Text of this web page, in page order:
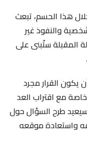
هذا الحسم، تبعث
والنفوذ غير
المقبلة ستُبنى على
القرار مجرد
مع اقتراب العد
طرح السؤال حول
واستعادة موقعه